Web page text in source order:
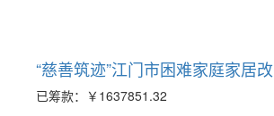
“慈善筑迹”江门市困难家庭家居
已筹款： ￥1637851.32